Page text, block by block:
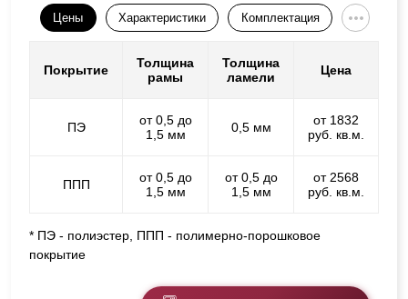
Цены Характеристики Комплектация
Покрытие
Толщина
рамы
Толщина
ламели
Цена
ПЭ
от 0,5 до
1,5 мм
0,5 мм
от 1832
руб. кв.м.
ППП
от 0,5 до
1,5 мм
от 0,5 до
1,5 мм
от 2568
руб. кв.м.
* ПЭ - полиэстер, ППП - полимерно-порошковое
покрытие